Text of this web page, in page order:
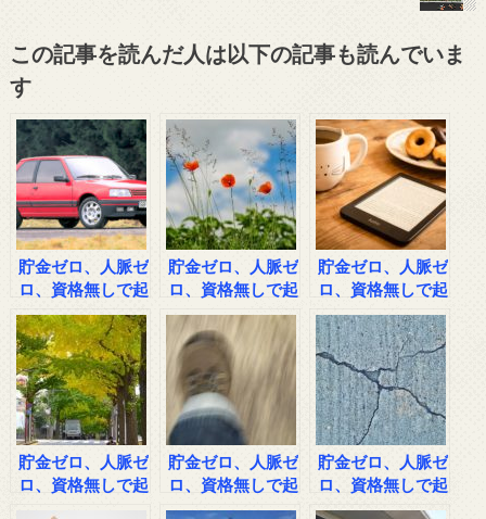
この記事を読んだ人は以下の記事も読んでいま
す
貯金ゼロ、人脈ゼ
ロ、資格無しで起
業した男の話その
３
貯金ゼロ、人脈ゼ
ロ、資格無しで起
業した男の話その
１
貯金ゼロ、人脈ゼ
ロ、資格無しで起
業した男の話その
２
貯金ゼロ、人脈ゼ
ロ、資格無しで起
貯金ゼロ、人脈ゼ
ロ、資格無しで起
業した男の話その
貯金ゼロ、人脈ゼ
ロ、資格無しで起
業した男の話その